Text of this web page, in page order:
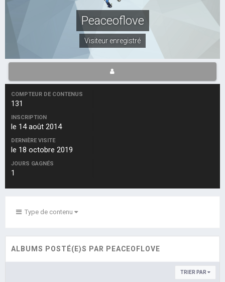
Peaceoflove
Visiteur enregistré
COMPTEUR DE CONTENUS
131
INSCRIPTION
le 14 août 2014
DERNIÈRE VISITE
le 18 octobre 2019
JOURS GAGNÉS
1
Type de contenu
ALBUMS POSTÉ(E)S PAR PEACEOFLOVE
TRIER PAR